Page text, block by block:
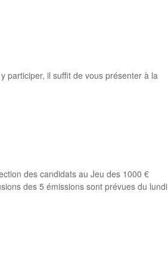
participer, il suffit de vous présenter à la
des candidats au Jeu des 1000 €
des 5 émissions sont prévues du lundi